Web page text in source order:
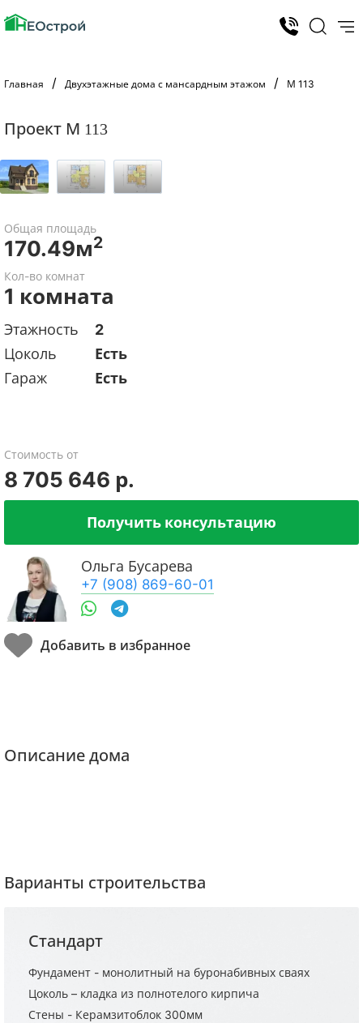
Главная Двухэтажные дома с мансардным этажом М 113
Проект М 113
Общая площадь
170.49м2
Кол-во комнат
1 комната
Этажность
2
Цоколь
Есть
Гараж
Есть
Стоимость от
8 705 646 р.
Получить консультацию
Ольга Бусарева
+7 (908) 869-60-01
Описание дома
Варианты строительства
Стандарт
Фундамент - монолитный на буронабивных сваях
Цоколь – кладка из полнотелого кирпича
Стены - Керамзитоблок 300мм